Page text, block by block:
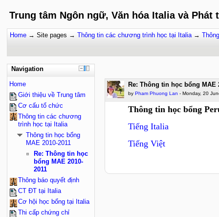
Trung tâm Ngôn ngữ, Văn hóa Italia và
Home → Site pages → Thông tin các chương trình học tại Italia →
Re: Thông tin học bổng MAE
by Pham Phuong Lan - Monday, 20
Thông tin học bổng
Tiếng Italia
Tiếng Việt
Navigation
Home
Giới thiệu về Trung tâm
Cơ cấu tổ chức
Thông tin các chương
trình học tại Italia
Thông tin học bổng
MAE 2010-2011
Re: Thông tin học
bổng MAE 2010-
2011
Thông báo quyết định
CT ĐT tại Italia
Cơ hội học bổng tại Italia
Thi cấp chứng chỉ